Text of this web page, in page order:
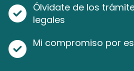
Ólvidate de los
legales
Mi compromiso por